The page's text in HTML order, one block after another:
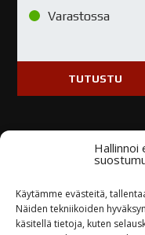
Hallinnoi
Käytämme evästeitä,
Näiden tekniikoiden
käsitellä tietoja, kuten
Varastossa
TUTUSTU
Kysy